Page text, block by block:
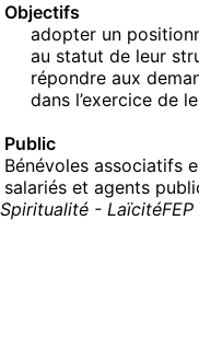
Objectifs
adopter un
au statut de leur
répondre aux
dans l’exercice de
Public
Bénévoles associatifs
salariés et agents
Spiritualité - Laïcité